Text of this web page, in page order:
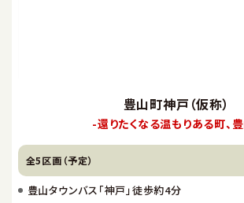
豊山町神戸（仮称）
-還りたくなる温もりある町、
全5区画（予定）
豊山タウンバス「神戸」徒歩約4分